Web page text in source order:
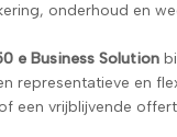
onderhoud en
e Business Solution
representatieve en
een vrijblijvende